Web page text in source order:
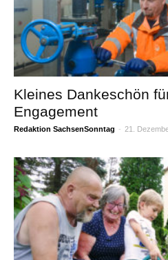
Kleines Dankeschön
Engagement
Redaktion SachsenSonntag - 21.